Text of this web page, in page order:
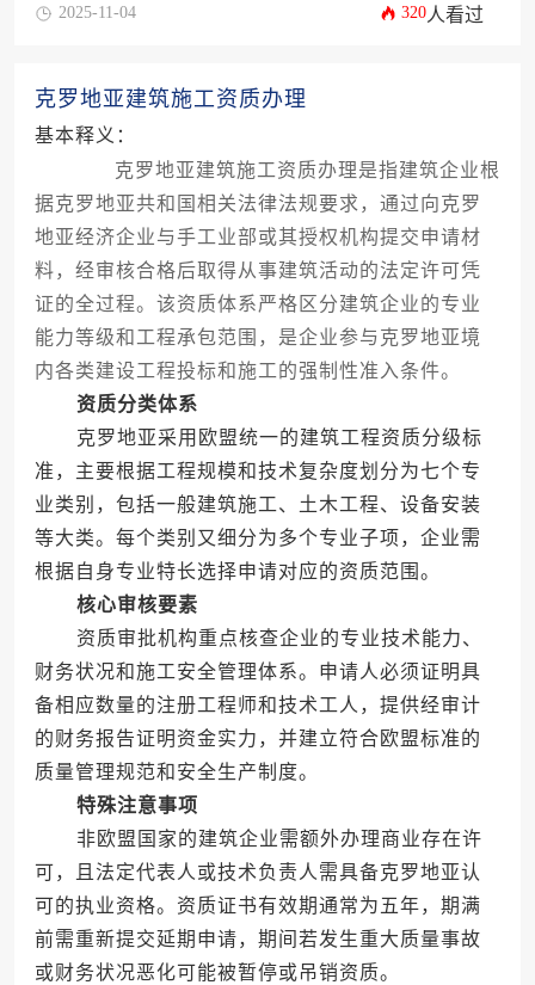
2025-11-04 320人看过
克罗地亚建筑施工资质办理
基本释义：
克罗地亚建筑施工资质办理是指建筑企业根
据克罗地亚共和国相关法律法规要求，通过向克罗
地亚经济企业与手工业部或其授权机构提交申请材
料，经审核合格后取得从事建筑活动的法定许可凭
证的全过程。该资质体系严格区分建筑企业的专业
能力等级和工程承包范围，是企业参与克罗地亚境
内各类建设工程投标和施工的强制性准入条件。
资质分类体系
克罗地亚采用欧盟统一的建筑工程资质分级标
准，主要根据工程规模和技术复杂度划分为七个专
业类别，包括一般建筑施工、土木工程、设备安装
等大类。每个类别又细分为多个专业子项，企业需
根据自身专业特长选择申请对应的资质范围。
核心审核要素
资质审批机构重点核查企业的专业技术能力、
财务状况和施工安全管理体系。申请人必须证明具
备相应数量的注册工程师和技术工人，提供经审计
的财务报告证明资金实力，并建立符合欧盟标准的
质量管理规范和安全生产制度。
特殊注意事项
非欧盟国家的建筑企业需额外办理商业存在许
可，且法定代表人或技术负责人需具备克罗地亚认
可的执业资格。资质证书有效期通常为五年，期满
前需重新提交延期申请，期间若发生重大质量事故
或财务状况恶化可能被暂停或吊销资质。